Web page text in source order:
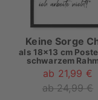
Keine Sorge
als 18x13 cm
schwarzem
ab 21,99 €
ab 24,99 €